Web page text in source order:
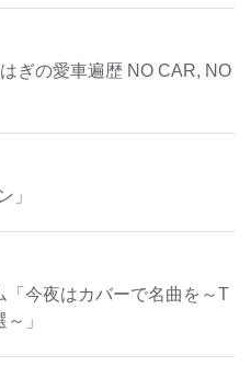
ぎの愛車遍歴 NO CAR, NO
」
「今夜はカバーで名曲を～T
」